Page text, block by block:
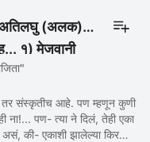
भय, गूढ कथासंग्रह... १) मेजवानी
तर संस्कृतीच आहे. पण म्हणून कुणी
ना!... पण- त्या ने दिलं, तेही एका
एकाशी झालेल्या किरकोळ